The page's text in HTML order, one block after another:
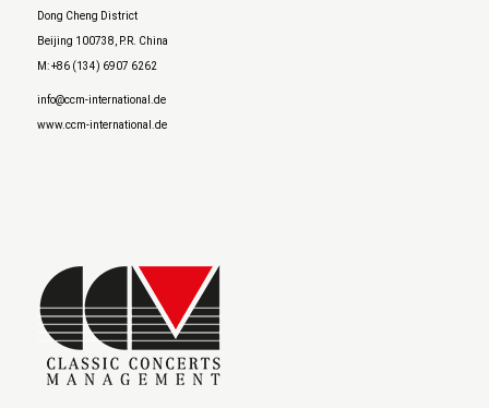
Dong Cheng District
Beijing 100738, P.R. China
M: +86 (134) 6907 6262
info@ccm-international.de
www.ccm-international.de